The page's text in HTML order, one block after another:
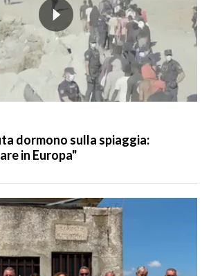
dormono sulla spiaggia:
in Europa"